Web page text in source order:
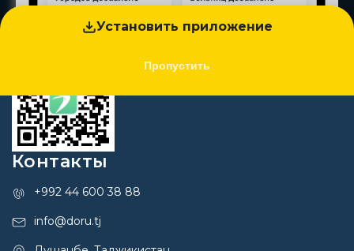
Установить приложение
Пропустить
Контакты
+992 44 600 38 88
info@doru.tj